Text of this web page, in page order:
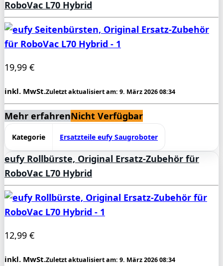
RoboVac L70 Hybrid
19,99 €
inkl. MwSt.Zuletzt aktualisiert am: 9. März 2026 08:34
Mehr erfahrenNicht Verfügbar
Kategorie Ersatzteile eufy Saugroboter
eufy Rollbürste, Original Ersatz-Zubehör für
RoboVac L70 Hybrid
12,99 €
inkl. MwSt.Zuletzt aktualisiert am: 9. März 2026 08:34